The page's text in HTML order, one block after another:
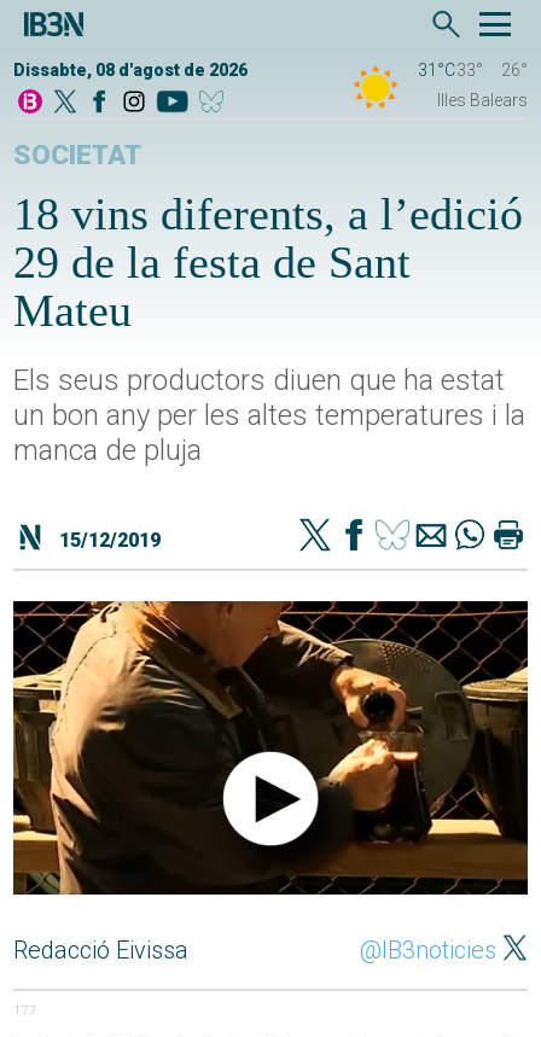
Dissabte, 08 d'agost de 2026 31°C33°
26°
Illes Balears
SOCIETAT
18 vins diferents, a l’edició
29 de la festa de Sant
Mateu
Els seus productors diuen que ha estat
un bon any per les altes temperatures i la
manca de pluja
15/12/2019
Redacció Eivissa @IB3noticies
177